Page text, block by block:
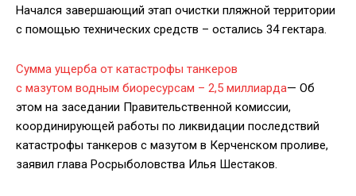
Начался завершающий этап очистки пляжной территории
с помощью технических средств – остались 34 гектара.
Сумма ущерба от катастрофы танкеров
с мазутом водным биоресурсам – 2,5 миллиарда— Об
этом на заседании Правительственной комиссии,
координирующей работы по ликвидации последствий
катастрофы танкеров с мазутом в Керченском проливе,
заявил глава Росрыболовства Илья Шестаков.